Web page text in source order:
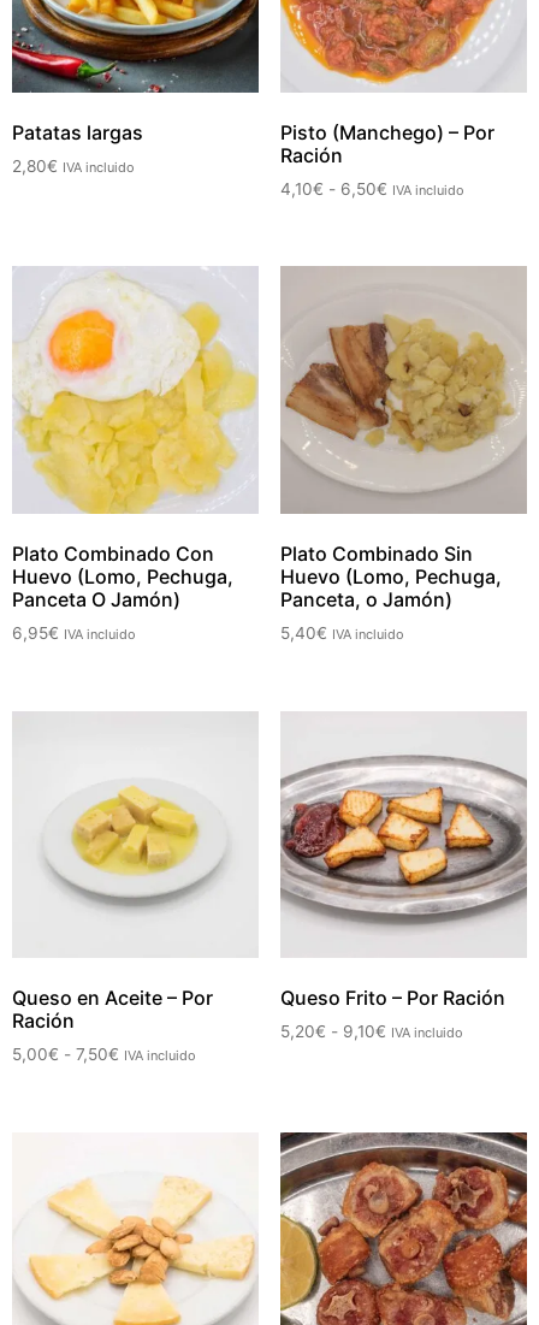
Patatas largas
2,80€ IVA incluido
Pisto (Manchego) – Por
Ración
4,10€ - 6,50€ IVA incluido
Plato Combinado Con
Huevo (Lomo, Pechuga,
Panceta O Jamón)
6,95€ IVA incluido
Plato Combinado Sin
Huevo (Lomo, Pechuga,
Panceta, o Jamón)
5,40€ IVA incluido
Queso en Aceite – Por
Ración
5,00€ - 7,50€ IVA incluido
Queso Frito – Por Ración
5,20€ - 9,10€ IVA incluido